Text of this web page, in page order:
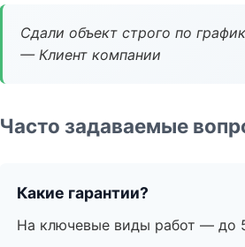
Сдали объект строго по
— Клиент компании
Часто задаваемые
Какие гарантии?
На ключевые виды работ — до